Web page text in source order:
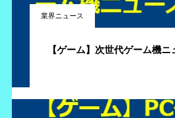
業界ニュース
【ゲーム】次世代ゲーム機ニ